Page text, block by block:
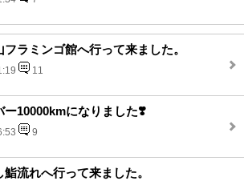
フラミンゴ館へ行って来ました。
11
ー10000kmになりました❣️
9
流れへ行って来ました。